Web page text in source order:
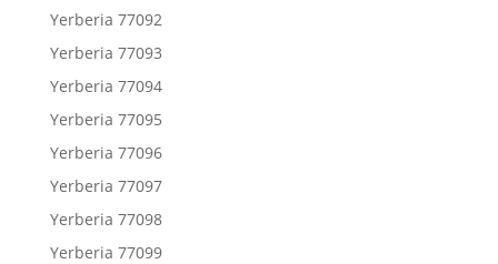
Yerberia 77092
Yerberia 77093
Yerberia 77094
Yerberia 77095
Yerberia 77096
Yerberia 77097
Yerberia 77098
Yerberia 77099